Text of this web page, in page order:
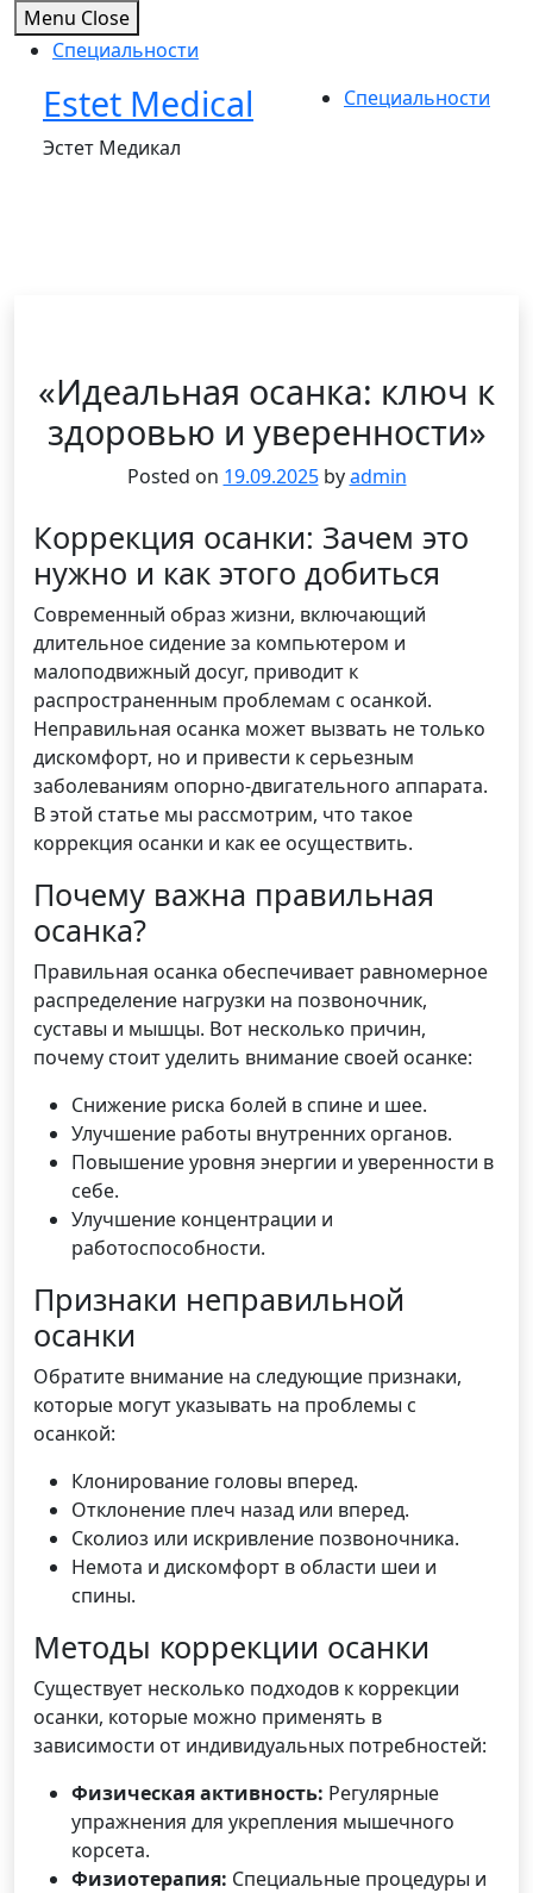
Menu Close
Специальности
content
Estet Medical
Эстет Медикал
Специальности
«Идеальная осанка: ключ к
здоровью и уверенности»
Posted on 19.09.2025byadmin
Коррекция осанки: Зачем это
нужно и как этого добиться
Современный образ жизни, включающий
длительное сидение за компьютером и
малоподвижный досуг, приводит к
распространенным проблемам с осанкой.
Неправильная осанка может вызвать не только
дискомфорт, но и привести к серьезным
заболеваниям опорно-двигательного аппарата.
В этой статье мы рассмотрим, что такое
коррекция осанки и как ее осуществить.
Почему важна правильная
осанка?
Правильная осанка обеспечивает равномерное
распределение нагрузки на позвоночник,
суставы и мышцы. Вот несколько причин,
почему стоит уделить внимание своей осанке:
Снижение риска болей в спине и шее.
Улучшение работы внутренних органов.
Повышение уровня энергии и уверенности в
себе.
Улучшение концентрации и
работоспособности.
Признаки неправильной
осанки
Обратите внимание на следующие признаки,
которые могут указывать на проблемы с
осанкой:
Клонирование головы вперед.
Отклонение плеч назад или вперед.
Сколиоз или искривление позвоночника.
Немота и дискомфорт в области шеи и
спины.
Методы коррекции осанки
Существует несколько подходов к коррекции
осанки, которые можно применять в
зависимости от индивидуальных потребностей:
Физическая активность: Регулярные
упражнения для укрепления мышечного
корсета.
Физиотерапия: Специальные процедуры и